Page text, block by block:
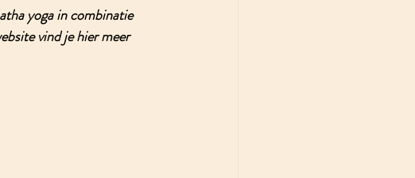
yoga in combinatie
vind je hier meer